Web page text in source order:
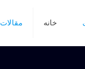
خانه مقالات